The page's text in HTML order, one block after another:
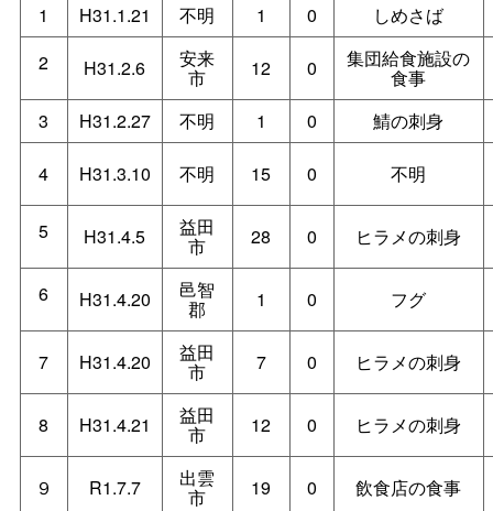
1 H31.1.21 不明 1 0
しめさば
2
H31.2.6 安来
市 12 0 集団給食施設の
食事
3
H31.2.27 不明 1 0 鯖の刺身
4 H31.3.10 不明 15 0 不明
5 H31.4.5 益田
市 28 0 ヒラメの刺身
6 H31.4.20 邑智
郡 1 0 フグ
7 H31.4.20 益田
市 7 0 ヒラメの刺身
8 H31.4.21 益田
市 12 0 ヒラメの刺身
９ R1.7.7 出雲
市 19 0 飲食店の食事